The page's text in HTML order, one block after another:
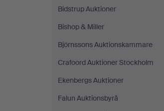
Bidstrup Auktioner
Bishop & Miller
Björnssons Auktionskammare
Crafoord Auktioner Stockholm
Ekenbergs Auktioner
Falun Auktionsbyrå